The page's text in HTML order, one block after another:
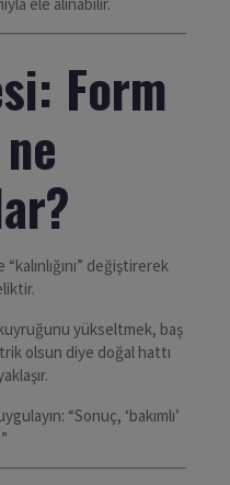
Form
değiştirerek
yükseltmek, baş
olsun diye doğal hattı
“Sonuç, ‘bakımlı’